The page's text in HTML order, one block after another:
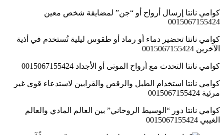
كوامي نانتا إرسال أرواح أو “جن” لمضايقة شخص معين
0015067155424
كوامي نانتا تحضير دماء أو رماد أو طقوس ليلية تُستخدم في أذية
الآخرين 0015067155424
كوامي نانتا التحدث مع أرواح الموتى أو الأجداد 0015067155424
كوامي نانتا استخدام الطبل والرقص والقرابين لاستدعاء قوى غير
مرئية 0015067155424
كوامي نانتا دور “الوسيط الروحاني” بين العالم المادي والعالم
الغيبي 0015067155424